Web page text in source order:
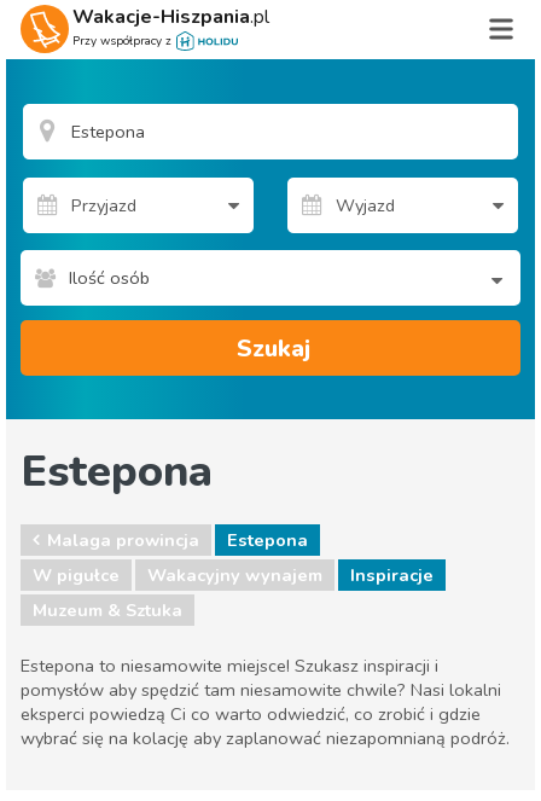
Wakacje-Hiszpania.pl
Przy współpracy z
Ilość osób
Szukaj
Estepona
Malaga prowincja
Estepona
W pigułce
Wakacyjny wynajem
Inspiracje
Muzeum & Sztuka
Estepona to niesamowite miejsce! Szukasz inspiracji i
pomysłów aby spędzić tam niesamowite chwile? Nasi lokalni
eksperci powiedzą Ci co warto odwiedzić, co zrobić i gdzie
wybrać się na kolację aby zaplanować niezapomnianą podróż.